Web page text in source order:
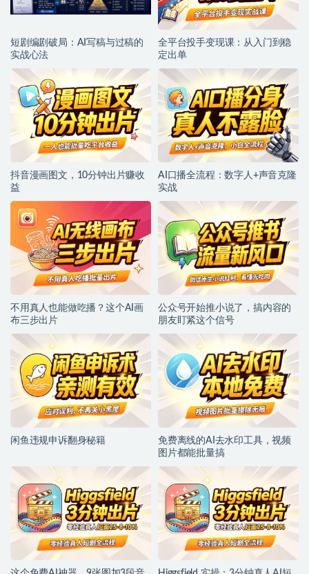
短剧编剧破局：AI写稿与过稿的
实战心法
全平台投手变现课：从入门到稳
定出单
抖音漫画图文，10分钟出片赚收
益
AI口播全流程：数字人+声音克隆
实战
不用真人也能做吃播？这个AI画
布三步出片
公众号开始推小说了，搞内容的
朋友盯紧这个信号
闲鱼违规申诉翻身秘籍
免费离线的AI去水印工具，视频
图片都能批量搞